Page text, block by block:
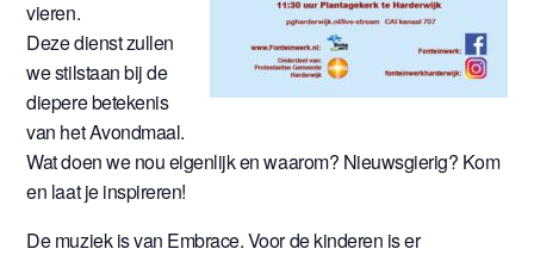
vieren.
Deze dienst zullen
we stilstaan bij de
diepere betekenis
van het Avondmaal.
Wat doen we nou eigenlijk en waarom? Nieuwsgierig? Kom
en laat je inspireren!
De muziek is van Embrace. Voor de kinderen is er